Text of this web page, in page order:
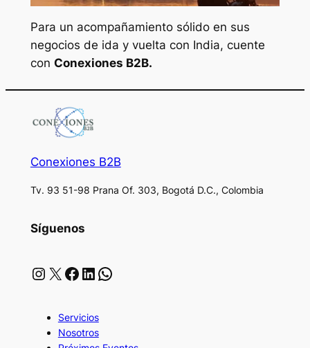
Para un acompañamiento sólido en sus
negocios de ida y vuelta con India, cuente
con Conexiones B2B.
Conexiones B2B
Tv. 93 51-98 Prana Of. 303, Bogotá D.C., Colombia
Síguenos
Instagram X Facebook LinkedIn WhatsApp
Servicios
Nosotros